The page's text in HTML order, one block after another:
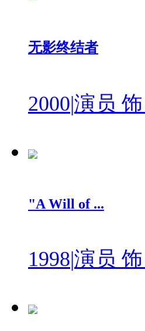
无影终结者
2000|演员 饰
"A Will of ...
1998|演员 饰